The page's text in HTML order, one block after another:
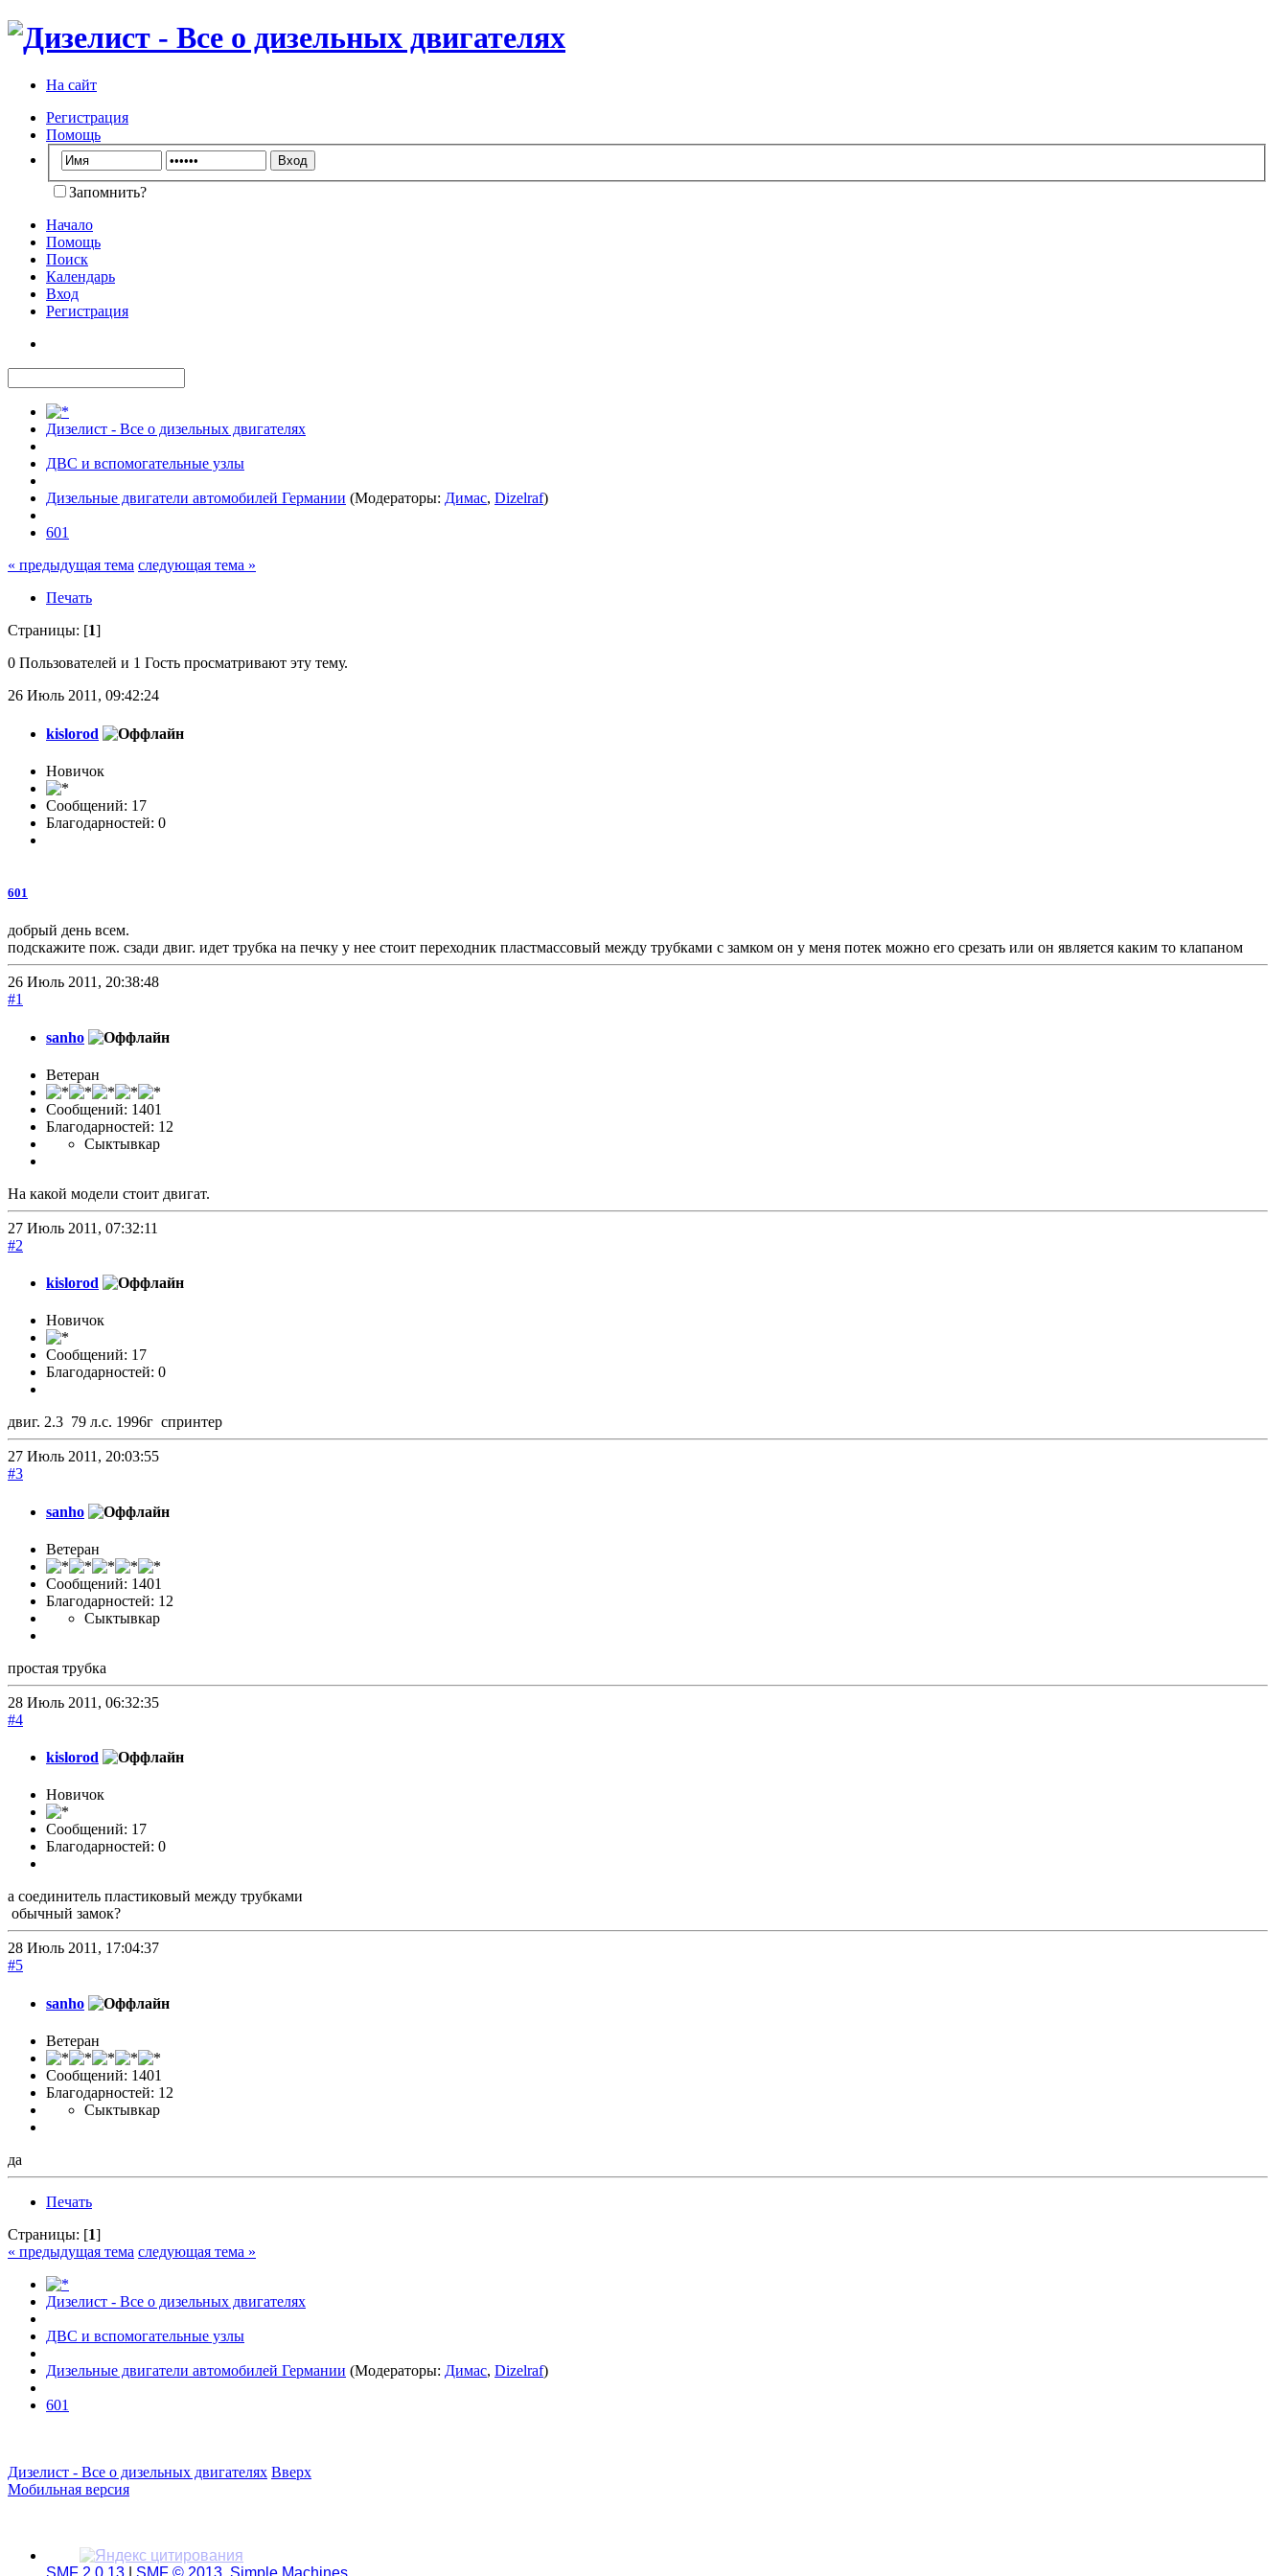
На сайт
Регистрация
Помощь
Запомнить?
Начало
Помощь
Поиск
Календарь
Вход
Регистрация
Дизелист - Все о дизельных двигателях
ДВС и вспомогательные узлы
Дизельные двигатели автомобилей Германии (Модераторы: Димас, Dizelraf)
601
« предыдущая тема следующая тема »
Печать
Страницы: [1]
0 Пользователей и 1 Гость просматривают эту тему.
26 Июль 2011, 09:42:24
kislorod
Новичок
Сообщений: 17
Благодарностей: 0
601
добрый день всем.
подскажите пож. сзади двиг. идет трубка на печку у нее стоит переходник пластмассовый между трубками с замком он у меня потек можно его срезать или он является каким то клапаном
26 Июль 2011, 20:38:48
#1
sanho
Ветеран
Сообщений: 1401
Благодарностей: 12
Сыктывкар
На какой модели стоит двигат.
27 Июль 2011, 07:32:11
#2
kislorod
Новичок
Сообщений: 17
Благодарностей: 0
двиг. 2.3 79 л.с. 1996г спринтер
27 Июль 2011, 20:03:55
#3
sanho
Ветеран
Сообщений: 1401
Благодарностей: 12
Сыктывкар
простая трубка
28 Июль 2011, 06:32:35
#4
kislorod
Новичок
Сообщений: 17
Благодарностей: 0
а соединитель пластиковый между трубками
обычный замок?
28 Июль 2011, 17:04:37
#5
sanho
Ветеран
Сообщений: 1401
Благодарностей: 12
Сыктывкар
да
Печать
Страницы: [1]
« предыдущая тема следующая тема »
Дизелист - Все о дизельных двигателях
ДВС и вспомогательные узлы
Дизельные двигатели автомобилей Германии (Модераторы: Димас, Dizelraf)
601
Дизелист - Все о дизельных двигателях Вверх
Мобильная версия
SMF 2.0.13 SMF © 2013 Simple Machines